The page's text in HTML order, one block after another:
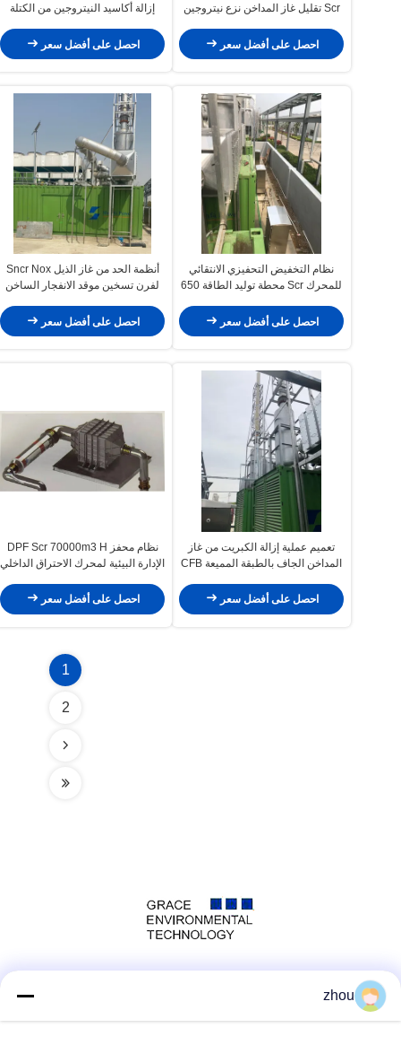
Scr تقليل غاز المداخن نزع نيتروجين
احصل على أفضل سعر
إزالة أكاسيد النيتروجين من الكتلة
احصل على أفضل سعر
نظام التخفيض التحفيزي الانتقائي
للمحرك Scr محطة توليد الطاقة 650
احصل على أفضل سعر
أنظمة الحد من غاز الذيل Sncr Nox
لفرن تسخين موقد الانفجار الساخن
احصل على أفضل سعر
تعميم عملية إزالة الكبريت من غاز
المداخن الجاف بالطبقة المميعة CFB
احصل على أفضل سعر
نظام محفز DPF Scr 70000m3 H
الإدارة البيئية لمحرك الاحتراق الداخلي
احصل على أفضل سعر
1
2
zhou